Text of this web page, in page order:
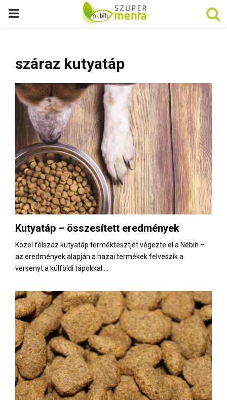
P
M
R
Y
M
N
U
száraz kutyatáp
Kutyatáp – összesített eredmények
Közel félszáz kutyatáp terméktesztjét végezte el a Nébih –
az eredmények alapján a hazai termékek felveszik a
versenyt a külföldi tápokkal....